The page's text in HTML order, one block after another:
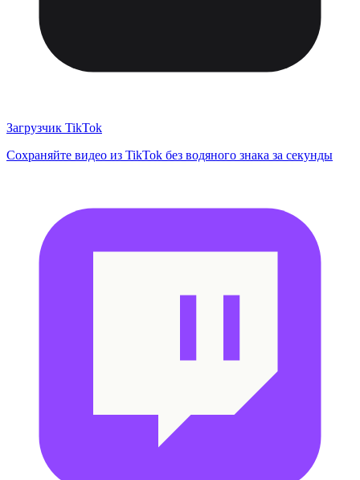
Загрузчик TikTok
Сохраняйте видео из TikTok без водяного знака за секунды